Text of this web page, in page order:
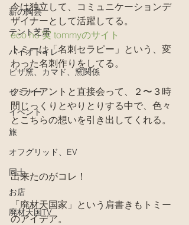
薪の陶芸
テント芝居
バイオトイレ
ピザ窯、カマド、窯関係
セミナー
イベント
旅
オフグリッド、EV
同士
お店
廃材天国TV
今は独立して、コミュニケーションデ
ザイナーとして活躍してる。
eco no 実 tommyのサイト
トミーは「名刺セラピー」という、変
わった名刺作りをしてる。
クライアントと直接会って、２〜３時
間じっくりとやりとりする中で、色々
とこちらの想いを引き出してくれる。
出来たのがコレ！
「廃材天国家」という肩書きもトミー
のアイデア。